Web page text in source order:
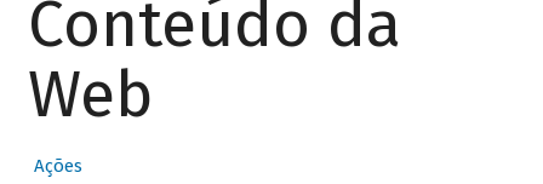
Conteúdo da
Web
Ações